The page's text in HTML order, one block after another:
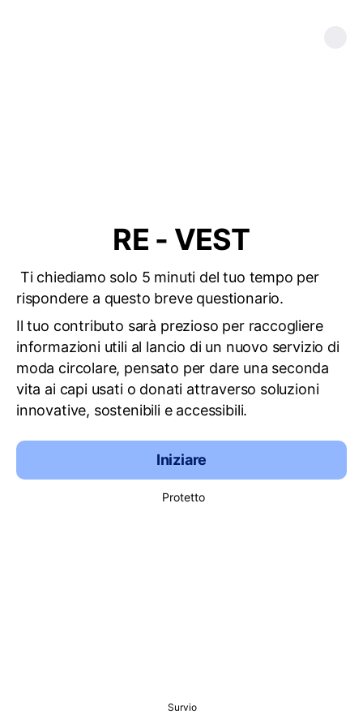
RE - VEST
Ti chiediamo solo 5 minuti del tuo tempo per
rispondere a questo breve questionario.
Il tuo contributo sarà prezioso per raccogliere
informazioni utili al lancio di un nuovo servizio di
moda circolare, pensato per dare una seconda
vita ai capi usati o donati attraverso soluzioni
innovative, sostenibili e accessibili.
Iniziare
Protetto
Survio